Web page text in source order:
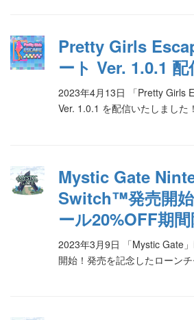
Pretty Girls
ート Ver. 1.0.1 配
2023年4月13日 「Pretty Girls
Ver. 1.0.1 を配信いたしました！
Mystic Gate
Switch™発売開
ール20%OFF期間
2023年3月9日 「Mystic Gate
開始！発売を記念したローン